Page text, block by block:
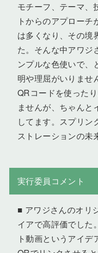
モチーフ、テーマ、
トからのアプロー
は多くなり、その境
た。そんな中アワジ
ンプルな色使いで、
明や理屈がいりませ
QRコードを使った
ませんが、ちゃんと
してます。スプリン
ストレーションの未
実行委員コメント
■ アワジさんのオリ
イアで高評価でした
ト動画というアイ